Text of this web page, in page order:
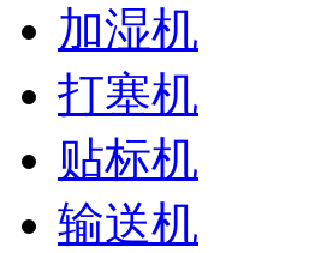
加湿机
打塞机
贴标机
输送机